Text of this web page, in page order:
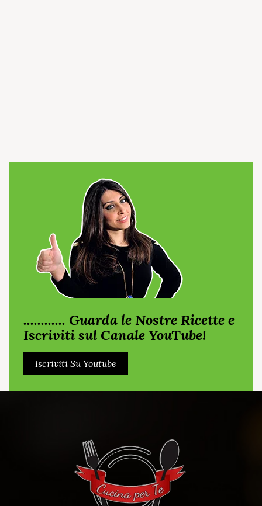
............ Guarda le Nostre Ricette e
Iscriviti sul Canale YouTube!
Iscriviti Su Youtube